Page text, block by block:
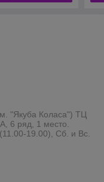
"Якуба Коласа") ТЦ
6 ряд, 1 место.
19.00), Сб. и Вс.